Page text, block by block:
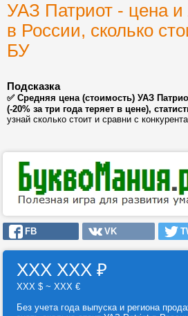
УАЗ Патриот - цена и
в России, сколько
БУ
Подсказка
✅ Средняя цена (стоимость) УАЗ
(-20% за три года теряет в цене),
узнай сколько стоит и сравни с
FB VK
ХХХ ХХХ ₽
ХХХ $ ~ ХХХ €
Без учета года выпуска и региона